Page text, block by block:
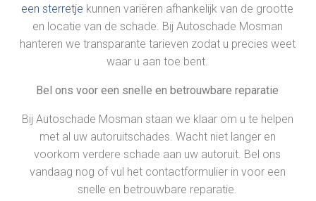
een sterretje kunnen variëren afhankelijk van de grootte
en locatie van de schade. Bij Autoschade Mosman
hanteren we transparante tarieven zodat u precies weet
waar u aan toe bent.
Bel ons voor een snelle en betrouwbare reparatie
Bij Autoschade Mosman staan we klaar om u te helpen
met al uw autoruitschades. Wacht niet langer en
voorkom verdere schade aan uw autoruit. Bel ons
vandaag nog of vul het contactformulier in voor een
snelle en betrouwbare reparatie.